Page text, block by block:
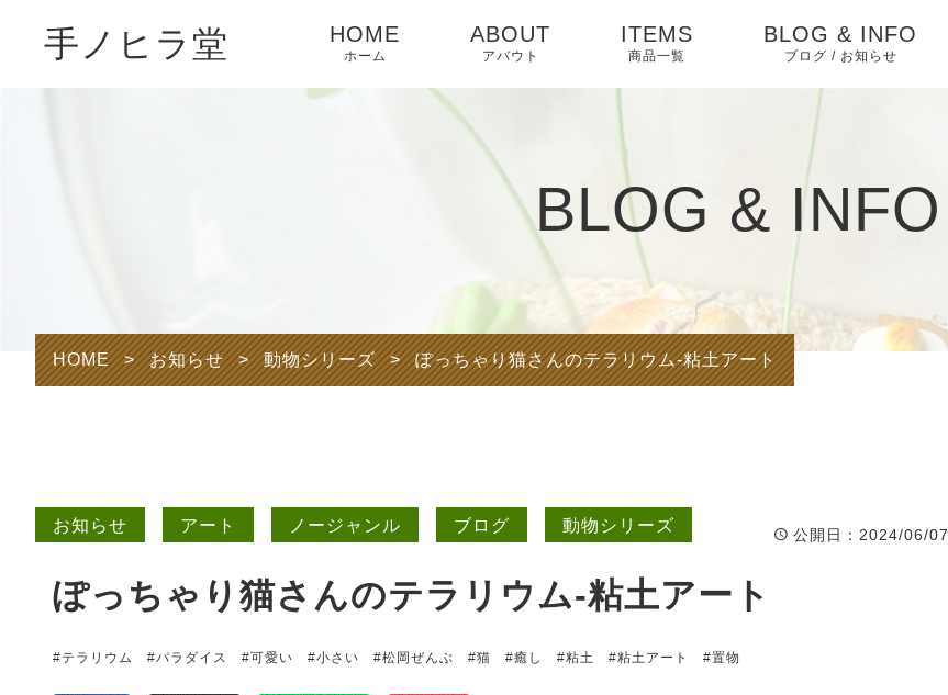
手ノヒラ堂 HOME
ホーム
ABOUT
アバウト
ITEMS
商品一覧
BLOG & INFO
ブログ / お知らせ
BLOG & INFO
HOME > お知らせ > 動物シリーズ > ぽっちゃり猫さんのテラリウム-粘土アート
お知らせ アート ノージャンル ブログ 動物シリーズ
公開日 ：2024/06/07
ぽっちゃり猫さんのテラリウム-粘土アート
#テラリウム #パラダイス #可愛い #小さい #松岡ぜんぶ #猫 #癒し #粘土 #粘土アート #置物